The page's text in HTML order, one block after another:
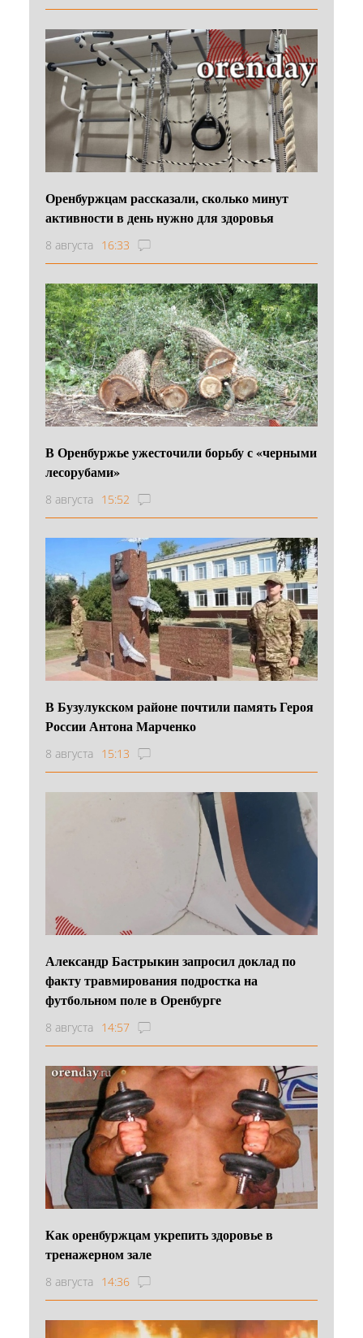
Оренбуржцам рассказали, сколько минут
активности в день нужно для здоровья
8 августа 16:33
В Оренбуржье ужесточили борьбу с «черными
лесорубами»
8 августа 15:52
В Бузулукском районе почтили память Героя
России Антона Марченко
8 августа 15:13
Александр Бастрыкин запросил доклад по
факту травмирования подростка на
футбольном поле в Оренбурге
8 августа 14:57
Как оренбуржцам укрепить здоровье в
тренажерном зале
8 августа 14:36